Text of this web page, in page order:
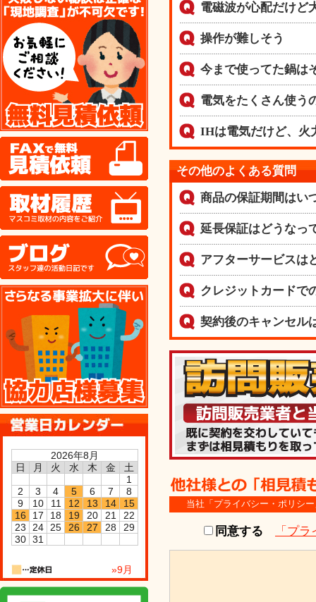
電磁波が心配だけど
操作が難しそう
今まで使ってた鍋は
電気をたくさん使う
IHは電気だけど、火
その他のよくある質問
商品の保証期間はい
延長保証はどうなっ
アフターサービスは
クレジットカードで
契約後のキャンセル
当社「プライバシー・ポリシ
同意する 「プ
取材履歴
協力店様募集
2026年8月
日
月 火 水 木 金
土
1
2
3 4 5 6 7
8
9
10 11 12 13 14
15
16
17 18 19 20 21
22
23
24 25 26 27 28
29
30 31
»9月